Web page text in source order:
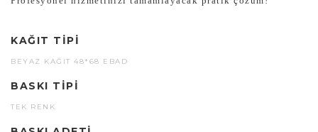
KAĞIT TIPI
BEYAZ KAĞIT 48*68 EBAD
BASKI TIPI
TEK RENK